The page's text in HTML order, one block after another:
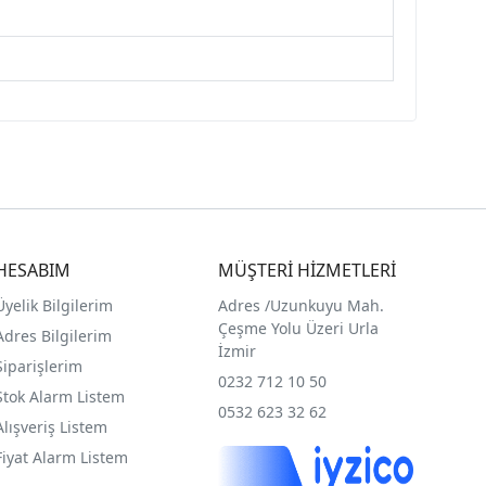
Bilgilerim
Bilgilerim
Alarm Listem
Listem
Alarm Listem
MÜŞTERİ HİZMETLERİ
Adres /Uzunkuyu Mah.
Çeşme Yolu Üzeri Urla
İzmir
0232 712 10 50
0532 623 32 62